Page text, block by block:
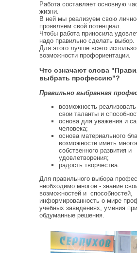
Работа составляет основную
жизни.
В ней мы реализуем свою
проявляем свой потенциал.
Чтобы работа приносила
надо правильно сделать выбор.
Для этого лучше всего
возможности профориентации.
Что означают слова
выбрать профессию"?
Правильно выбранная
возможность
свои таланты и
основа для уважения и
человека;
основа материального
возможности иметь
собственного развития и
удовлетворения;
радость творчества.
Для правильного выбора
необходимо многое - знание
возможностей и способностей,
информированность о мире
учебных заведениях, умения
обдуманные решения.